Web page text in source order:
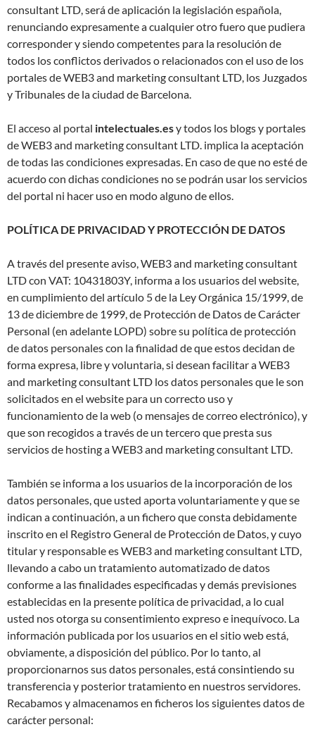
consultant LTD, será de aplicación la legislación española,
renunciando expresamente a cualquier otro fuero que pudiera
corresponder y siendo competentes para la resolución de
todos los conflictos derivados o relacionados con el uso de los
portales de WEB3 and marketing consultant LTD, los Juzgados
y Tribunales de la ciudad de Barcelona.
El acceso al portal intelectuales.esy todos los blogs y portales
de WEB3 and marketing consultant LTD. implica la aceptación
de todas las condiciones expresadas. En caso de que no esté de
acuerdo con dichas condiciones no se podrán usar los servicios
del portal ni hacer uso en modo alguno de ellos.
POLÍTICA DE PRIVACIDAD Y PROTECCIÓN DE DATOS
A través del presente aviso, WEB3 and marketing consultant
LTD con VAT: 10431803Y, informa a los usuarios del website,
en cumplimiento del artículo 5 de la Ley Orgánica 15/1999, de
13 de diciembre de 1999, de Protección de Datos de Carácter
Personal (en adelante LOPD) sobre su política de protección
de datos personales con la finalidad de que estos decidan de
forma expresa, libre y voluntaria, si desean facilitar a WEB3
and marketing consultant LTD los datos personales que le son
solicitados en el website para un correcto uso y
funcionamiento de la web (o mensajes de correo electrónico), y
que son recogidos a través de un tercero que presta sus
servicios de hosting a WEB3 and marketing consultant LTD.
También se informa a los usuarios de la incorporación de los
datos personales, que usted aporta voluntariamente y que se
indican a continuación, a un fichero que consta debidamente
inscrito en el Registro General de Protección de Datos, y cuyo
titular y responsable es WEB3 and marketing consultant LTD,
llevando a cabo un tratamiento automatizado de datos
conforme a las finalidades especificadas y demás previsiones
establecidas en la presente política de privacidad, a lo cual
usted nos otorga su consentimiento expreso e inequívoco. La
información publicada por los usuarios en el sitio web está,
obviamente, a disposición del público. Por lo tanto, al
proporcionarnos sus datos personales, está consintiendo su
transferencia y posterior tratamiento en nuestros servidores.
Recabamos y almacenamos en ficheros los siguientes datos de
carácter personal: